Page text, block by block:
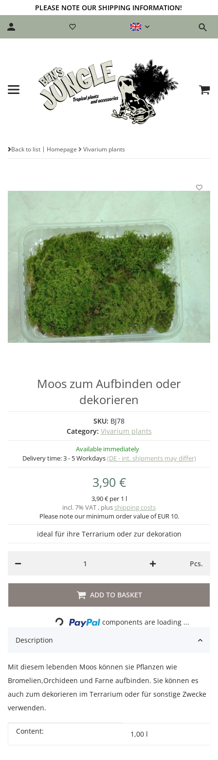
PLEASE NOTE OUR SHIPPING INFORMATION!
Back to list Homepage Vivarium plants
Moos zum Aufbinden oder
dekorieren
SKU: BJ78
Category: Vivarium plants
Available immediately
Delivery time:3 - 5 Workdays(DE - int. shipments may differ)
3,90 €
3,90 € per 1 l
incl. 7% VAT , plusshipping costs
Please note our minimum order value of EUR 10.
ideal für ihre Terrarium oder zur dekoration
Pcs.
ADD TO BASKET
Loading...
components are loading ...
Description
Mit diesem lebenden Moos können sie Pflanzen wie
Bromelien,Orchideen und Farne aufbinden. Sie können es
auch zum dekorieren im Terrarium oder für sonstige Zwecke
verwenden.
Item information
Value
Content: 1,00 l